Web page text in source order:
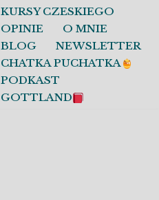
KURSY CZESKIEGO
OPINIE
O MNIE
BLOG
NEWSLETTER
CHATKA PUCHATKA
PODKAST
GOTTLAND